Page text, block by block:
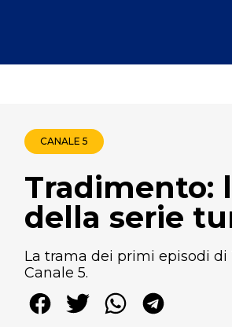
CANALE 5
Tradimento:
della serie
La trama dei primi episodi di
Canale 5.